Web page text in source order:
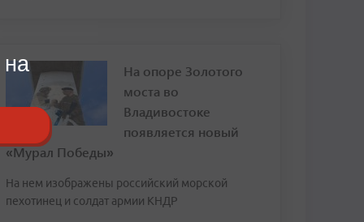
На опоре Золотого
моста во
Владивостоке
появляется новый
«Мурал Победы»
На нем изображены российский морской
пехотинец и солдат армии КНДР